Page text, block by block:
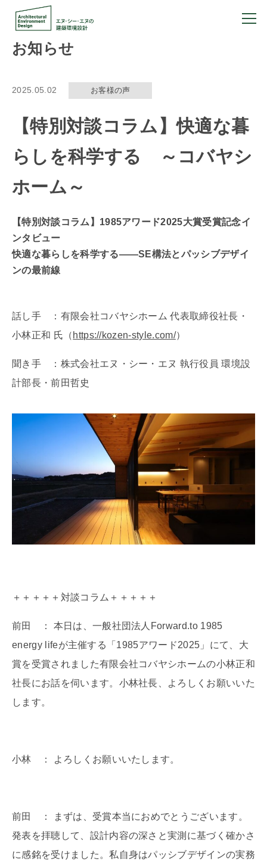
お知らせ
2025.05.02 お客様の声
【特別対談コラム】快適な暮
らしを科学する ～コバヤシ
ホーム～
【特別対談コラム】1985アワード2025大賞受賞記念イ
ンタビュー
快適な暮らしを科学する――SE構法とパッシブデザイ
ンの最前線
話し手 ：有限会社コバヤシホーム 代表取締役社長・
小林正和 氏（ https://kozen-style.com/）
聞き手 ：株式会社エヌ・シー・エヌ 執行役員 環境設
計部長・前田哲史
＋＋＋＋＋対談コラム＋＋＋＋＋
前田 ： 本日は、一般社団法人Forward.to 1985
energy lifeが主催する「1985アワード2025」にて、大
賞を受賞されました有限会社コバヤシホームの小林正和
社長にお話を伺います。小林社長、よろしくお願いいた
します。
小林 ： よろしくお願いいたします。
前田 ： まずは、受賞本当におめでとうございます。
発表を拝聴して、設計内容の深さと実測に基づく確かさ
に感銘を受けました。私自身はパッシブデザインの実務